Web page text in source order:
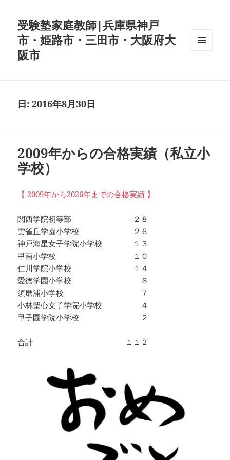
受験塾家庭教師|兵庫県神戸
市・姫路市・三田市・大阪府大
阪市
日:2016年8月30日
2009年からの合格実績（私立小
学校）
【 2009年から2026年までの合格実績 】
関西学院初等部 ２８
雲雀丘学園小学校 ２６
神戸海星女子学院小学校 １３
甲南小学校 １０
仁川学院小学校 １４
愛徳学園小学校 ８
須磨浦小学校 ７
小林聖心女子学院小学校 ４
甲子園学院小学校 ２
合計 １１２